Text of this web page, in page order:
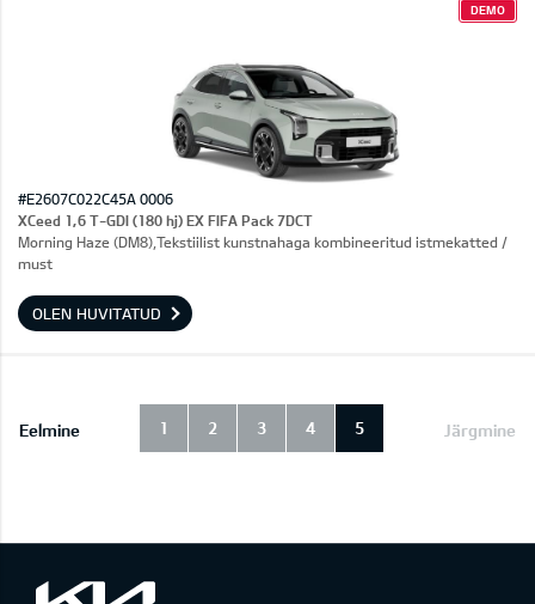
DEMO
#E2607C022C45A 0006
XCeed 1,6 T-GDI (180 hj) EX FIFA Pack 7DCT
Morning Haze (DM8),Tekstiilist kunstnahaga kombineeritud istmekatted /
must
OLEN HUVITATUD
Eelmine Järgmine
1 2 3 4 5